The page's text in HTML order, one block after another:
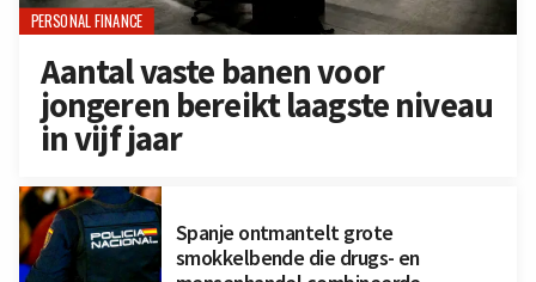
PERSONAL FINANCE
Aantal vaste banen voor
jongeren bereikt laagste niveau
in vijf jaar
Spanje ontmantelt grote
smokkelbende die drugs- en